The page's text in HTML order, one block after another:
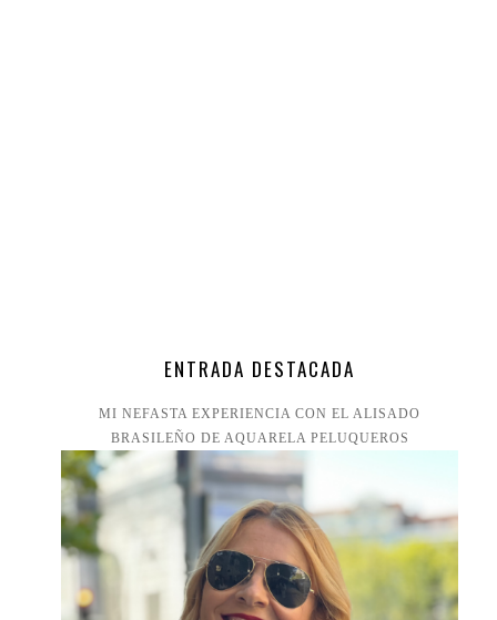
ENTRADA DESTACADA
MI NEFASTA EXPERIENCIA CON EL ALISADO
BRASILEÑO DE AQUARELA PELUQUEROS